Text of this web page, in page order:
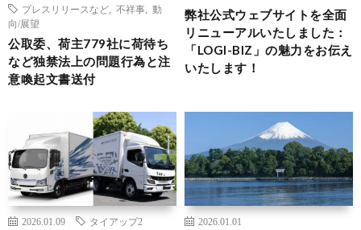
プレスリリースなど
不祥事
動
向/展望
公取委、荷主779社に荷待ち
など独禁法上の問題行為と注
意喚起文書送付
弊社公式ウェブサイトを全面
リニューアルいたしました：
「LOGI-BIZ」の魅力をお伝え
いたします！
2026.01.09 タイアップ2
2026.01.01